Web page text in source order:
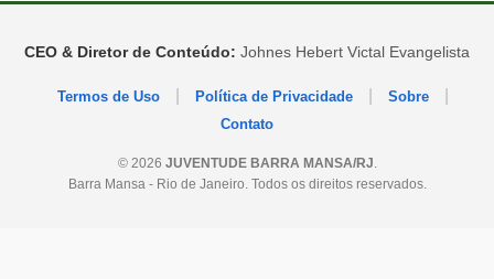
CEO & Diretor de Conteúdo: Johnes Hebert Victal Evangelista
Termos de Uso Política de Privacidade Sobre
Contato
© 2026 JUVENTUDE BARRA MANSA/RJ.
Barra Mansa - Rio de Janeiro. Todos os direitos reservados.